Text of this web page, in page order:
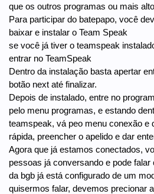
que os outros programas ou mais
Para participar do batepapo, você
baixar e instalar o Team Speak
se você já tiver o teamspeak
entrar no TeamSpeak
Dentro da instalação basta apertar
botão next até finalizar.
Depois de instalado, entre no
pelo menu programas, e estando
teamspeak, vá peo menu conexão e
rápida, preencher o apelido e dar
Agora que já estamos conectados,
pessoas já conversando e pode
da bgb já está configurado de um
quisermos falar, devemos precionar